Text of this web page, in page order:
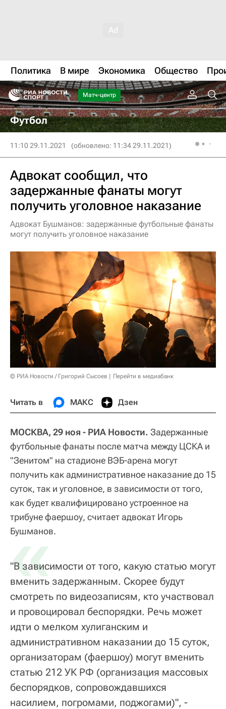
Политика В мире Экономика Общество
Матч-центр
Футбол
11:10 29.11.2021 (обновлено: 11:34 29.11.2021)
Адвокат сообщил, что
задержанные фанаты могут
получить уголовное наказание
Адвокат Бушманов: задержанные футбольные фанаты
могут получить уголовное наказание
© РИА Новости / Григорий Сысоев Перейти в медиабанк
Читать в МАКС Дзен
МОСКВА, 29 ноя - РИА Новости. Задержанные
футбольные фанаты после матча между ЦСКА и
"Зенитом" на стадионе ВЭБ-арена могут
получить как административное наказание до 15
суток, так и уголовное, в зависимости от того,
как будет квалифицировано устроенное на
трибуне фаершоу, считает адвокат Игорь
Бушманов.
«
"В зависимости от того, какую статью могут
вменить задержанным. Скорее будут
смотреть по видеозаписям, кто участвовал
и провоцировал беспорядки. Речь может
идти о мелком хулиганским и
административном наказании до 15 суток,
организаторам (фаершоу) могут вменить
статью 212 УК РФ (организация массовых
беспорядков, сопровождавшихся
насилием, погромами, поджогами)", -